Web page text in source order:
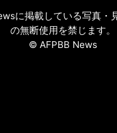
に掲載している写真・
の無断使用を禁じます。
© AFPBB News